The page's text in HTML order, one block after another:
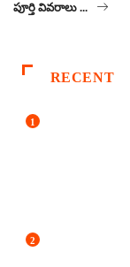
పూర్తి వివరాలు ...
RECENT
1
2